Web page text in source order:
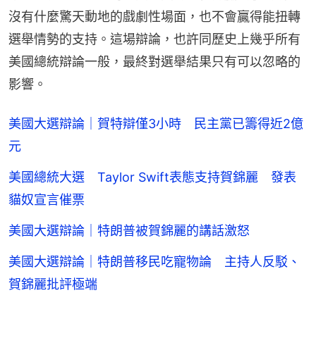
沒有什麼驚天動地的戲劇性場面，也不會贏得能扭轉
選舉情勢的支持。這場辯論，也許同歷史上幾乎所有
美國總統辯論一般，最終對選舉結果只有可以忽略的
影響。
美國大選辯論｜賀特辯僅3小時 民主黨已籌得近2億
元
美國總統大選 Taylor Swift表態支持賀錦麗 發表
貓奴宣言催票
美國大選辯論｜特朗普被賀錦麗的講話激怒
美國大選辯論｜特朗普移民吃寵物論 主持人反駁、
賀錦麗批評極端